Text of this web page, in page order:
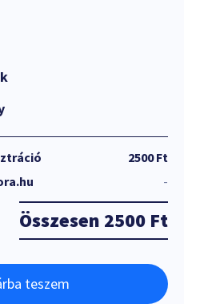
2500 Ft
-
Összesen 2500 Ft
teszem